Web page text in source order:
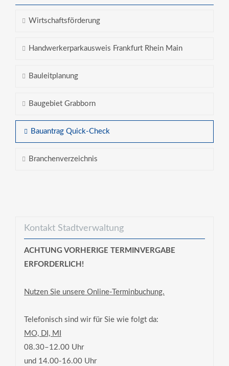
Wirtschaftsförderung
Handwerkerparkausweis Frankfurt Rhein Main
Bauleitplanung
Baugebiet Grabborn
Bauantrag Quick-Check
Branchenverzeichnis
Kontakt Stadtverwaltung
ACHTUNG VORHERIGE TERMINVERGABE
ERFORDERLICH!
Nutzen Sie unsere Online-Terminbuchung.
Telefonisch sind wir für Sie wie folgt da:
MO, DI, MI
08.30–12.00 Uhr
und 14.00-16.00 Uhr